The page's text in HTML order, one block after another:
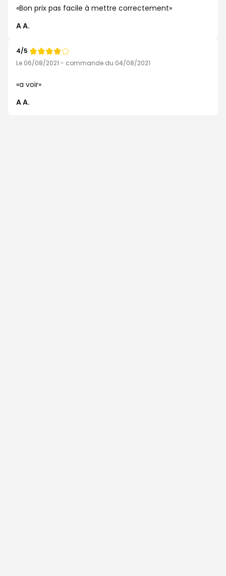
Bon prix pas facile à mettre correctement
A A.
Note
de
4/5
Le 06/08/2021 - commande du 04/08/2021
a voir
A A.